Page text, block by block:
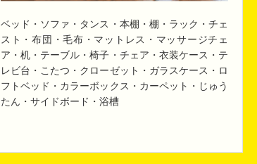
ベッド・ソファ・タンス・本棚・棚・ラック・チェ
スト・布団・毛布・マットレス・マッサージチェ
ア・机・テーブル・椅子・チェア・衣装ケース・テ
レビ台・こたつ・クローゼット・ガラスケース・ロ
フトベッド・カラーボックス・カーペット・じゅう
たん・サイドボード・浴槽